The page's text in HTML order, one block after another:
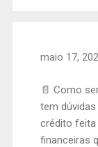
maio 17,
📄 Como
tem
crédito feita
financeiras